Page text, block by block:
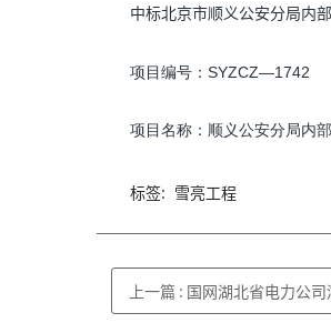
中标北京市顺义公安分局内
项目编号：SYZCZ―1742
项目名称：顺义公安分局内
标签: 雪亮工程
上一篇 : 国网湖北省电力公司湖北